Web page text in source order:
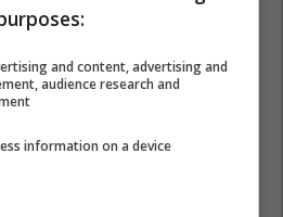
and content, advertising and
audience research and
information on a device